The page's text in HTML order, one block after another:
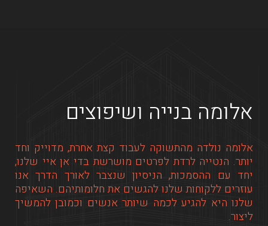
אלומה בנייה ושיפוצים
אלומה נולדה מהתשוקה לעבוד קצת אחרת, מדוייק וחד
יותר. הנטייה לרדת לפרטים מושרשת בדי אן איי שלנו,
יחד עם ההסמכות, הניסיון שנצבר לאורך הדרך אנו
עוזרים ללקוחות שלנו להגשים את חלומותיהם. השאיפה
שלנו היא להגיע לכמה שיותר אנשים וכמובן להמשיך
ליצור.